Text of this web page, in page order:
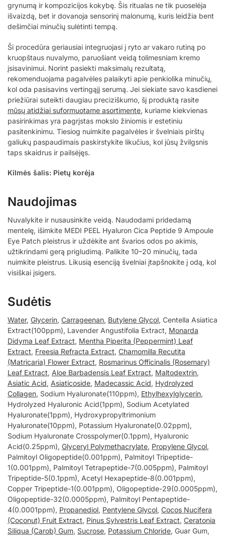
grynumą ir kompozicijos kokybę. Šis ritualas ne tik puoselėja
išvaizdą, bet ir dovanoja sensorinį malonumą, kuris leidžia bent
dešimčiai minučių sulėtinti tempą.
Ši procedūra geriausiai integruojasi į ryto ar vakaro rutiną po
kruopštaus nuvalymo, paruošiant veidą tolimesniam kremo
įsisavinimui. Norint pasiekti maksimalų rezultatą,
rekomenduojama pagalvėles palaikyti apie penkiolika minučių,
kol oda pasisavins vertingąjį serumą. Jei siekiate savo kasdienei
priežiūrai suteikti daugiau preciziškumo, šį produktą rasite
mūsų atidžiai suformuotame asortimente, kuriame kiekvienas
pasirinkimas yra pagrįstas mokslo žiniomis ir estetiniu
pasitenkinimu. Tiesiog nuimkite pagalvėles ir švelniais pirštų
galiukų paspaudimais paskirstykite likučius, kol jūsų žvilgsnis
taps skaidrus ir pailsėjęs.
Kilmės šalis: Pietų korėja
Naudojimas
Nuvalykite ir nusausinkite veidą. Naudodami pridedamą
mentelę, išimkite MEDI PEEL Hyaluron Cica Peptide 9 Ampoule
Eye Patch pleistrus ir uždėkite ant švarios odos po akimis,
užtikrindami gerą prigludimą. Palikite 10–20 minučių, tada
nuimkite pleistrus. Likusią esenciją švelniai įtapšnokite į odą, kol
visiškai įsigers.
Sudėtis
Water, Glycerin, Carrageenan, Butylene Glycol, Centella Asiatica
Extract(100ppm), Lavender Angustifolia Extract, Monarda
Didyma Leaf Extract, Mentha Piperita (Peppermint) Leaf
Extract, Freesia Refracta Extract, Chamomilla Recutita
(Matricaria) Flower Extract, Rosmarinus Officinalis (Rosemary)
Leaf Extract, Aloe Barbadensis Leaf Extract, Maltodextrin,
Asiatic Acid, Asiaticoside, Madecassic Acid, Hydrolyzed
Collagen, Sodium Hyaluronate(110ppm), Ethylhexylglycerin,
Hydrolyzed Hyaluronic Acid(1ppm), Sodium Acetylated
Hyaluronate(1ppm), Hydroxypropyltrimonium
Hyaluronate(10ppm), Potassium Hyaluronate(0.02ppm),
Sodium Hyaluronate Crosspolymer(0.1ppm), Hyaluronic
Acid(0.25ppm), Glyceryl Polymethacrylate, Propylene Glycol,
Palmitoyl Oligopeptide(0.001ppm), Palmitoyl Tripeptide-
1(0.001ppm), Palmitoyl Tetrapeptide-7(0.005ppm), Palmitoyl
Tripeptide-5(0.1ppm), Acetyl Hexapeptide-8(0.001ppm),
Copper Tripeptide-1(0.001ppm), Oligopeptide-29(0.0005ppm),
Oligopeptide-32(0.0005ppm), Palmitoyl Pentapeptide-
4(0.0001ppm), Propanediol, Pentylene Glycol, Cocos Nucifera
(Coconut) Fruit Extract, Pinus Sylvestris Leaf Extract, Ceratonia
Siliqua (Carob) Gum, Sucrose, Potassium Chloride, Guar Gum,